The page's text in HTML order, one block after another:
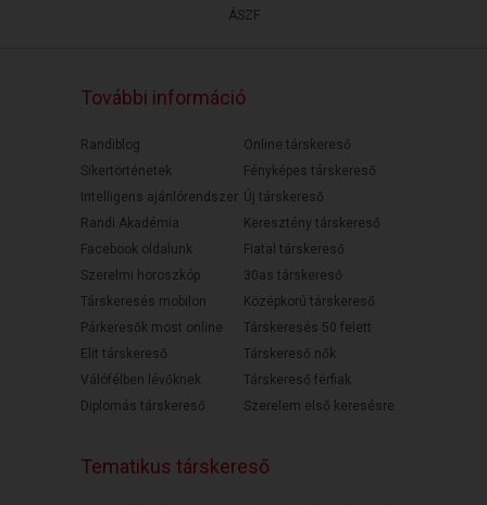
ÁSZF
További információ
Randiblog
Sikertörténetek
Intelligens ajánlórendszer
Randi Akadémia
Facebook oldalunk
Szerelmi horoszkóp
Társkeresés mobilon
Párkeresők most online
Elit társkereső
Válófélben lévőknek
Diplomás társkereső
Online társkereső
Fényképes társkereső
Új társkereső
Keresztény társkereső
Fiatal társkereső
30as társkereső
Középkorú társkereső
Társkeresés 50 felett
Társkereső nők
Társkereső férfiak
Szerelem első keresésre
Tematikus társkereső